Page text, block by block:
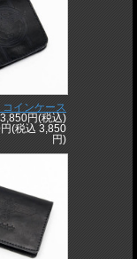
コインケース
円(税込)
(税込 3,850
円)